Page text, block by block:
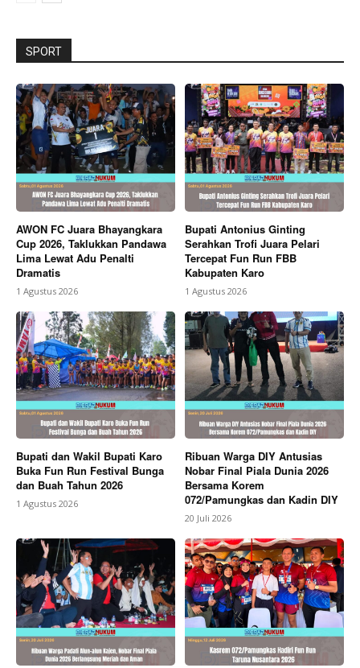
SPORT
AWON FC Juara Bhayangkara
Cup 2026, Taklukkan Pandawa
Lima Lewat Adu Penalti
Dramatis
1 Agustus 2026
Bupati Antonius Ginting
Serahkan Trofi Juara Pelari
Tercepat Fun Run FBB
Kabupaten Karo
1 Agustus 2026
Bupati dan Wakil Bupati Karo
Buka Fun Run Festival Bunga
dan Buah Tahun 2026
1 Agustus 2026
Ribuan Warga DIY Antusias
Nobar Final Piala Dunia 2026
Bersama Korem
072/Pamungkas dan Kadin DIY
20 Juli 2026